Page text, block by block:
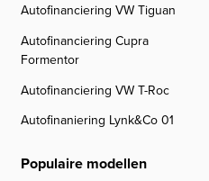
Autofinanciering VW Tiguan
Autofinanciering Cupra
Formentor
Autofinanciering VW T-Roc
Autofinaniering Lynk&Co 01
Populaire modellen